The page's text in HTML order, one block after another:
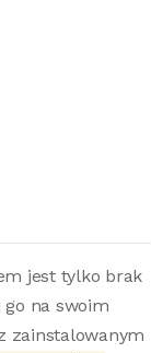
jest tylko brak
na swoim
zainstalowanym